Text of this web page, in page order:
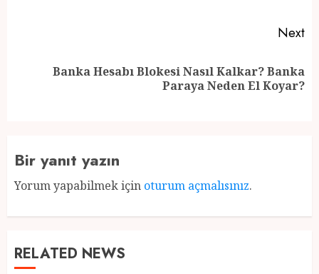
Next
Banka Hesabı Blokesi Nasıl Kalkar? Banka
Paraya Neden El Koyar?
Bir yanıt yazın
Yorum yapabilmek için oturum açmalısınız.
RELATED NEWS